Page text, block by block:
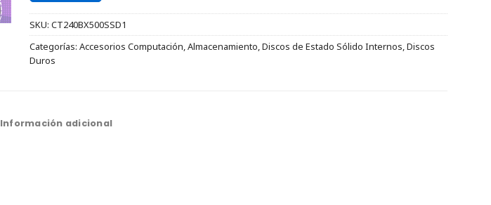
SKU: CT240BX500SSD1
Categorías: Accesorios Computación,Almacenamiento,Discos de Estado Sólido Internos,Discos
Duros
Información adicional